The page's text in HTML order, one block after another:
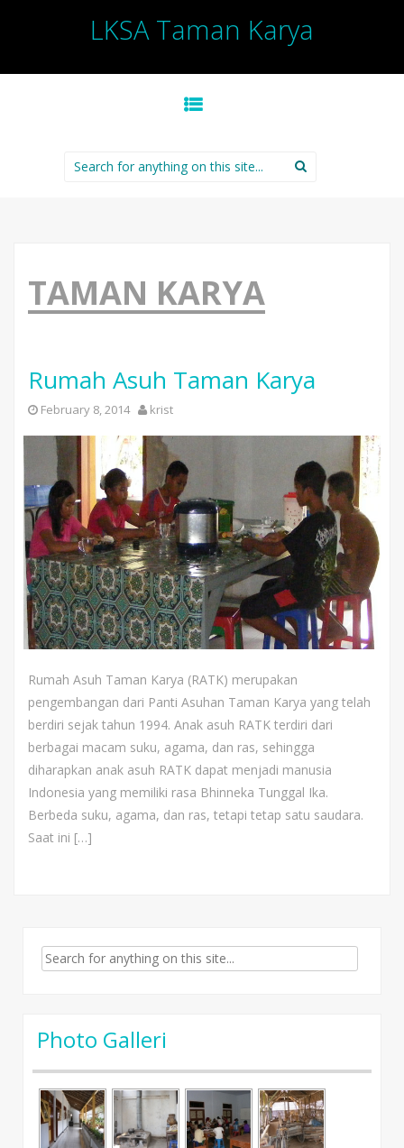
LKSA Taman Karya
Search for:
TAMAN KARYA
Rumah Asuh Taman Karya
February 8, 2014 krist
Rumah Asuh Taman Karya (RATK) merupakan
pengembangan dari Panti Asuhan Taman Karya yang telah
berdiri sejak tahun 1994. Anak asuh RATK terdiri dari
berbagai macam suku, agama, dan ras, sehingga
diharapkan anak asuh RATK dapat menjadi manusia
Indonesia yang memiliki rasa Bhinneka Tunggal Ika.
Berbeda suku, agama, dan ras, tetapi tetap satu saudara.
Saat ini […]
Search for:
Photo Galleri